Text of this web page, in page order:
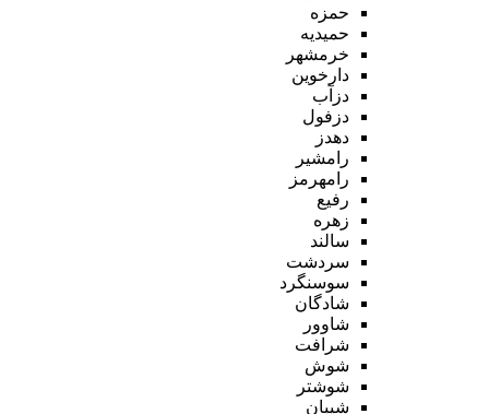
حمزه
حمیدیه
خرمشهر
دارخوین
دزآب
دزفول
دهدز
رامشیر
رامهرمز
رفیع
زهره
سالند
سردشت
سوسنگرد
شادگان
شاوور
شرافت
شوش
شوشتر
شیبان